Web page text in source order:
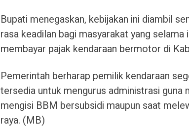
Bupati menegaskan, kebijakan ini diambil
rasa keadilan bagi masyarakat yang
membayar pajak kendaraan bermotor di
Pemerintah berharap pemilik kendaraan
tersedia untuk mengurus administrasi guna
mengisi BBM bersubsidi maupun saat
raya. (MB)